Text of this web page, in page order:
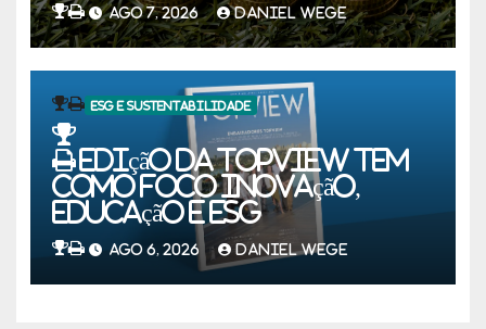
AGO 7, 2026 DANIEL WEGE
ESG E SUSTENTABILIDADE
Edição da TOPVIEW tem
como foco inovação,
educação e ESG
AGO 6, 2026 DANIEL WEGE